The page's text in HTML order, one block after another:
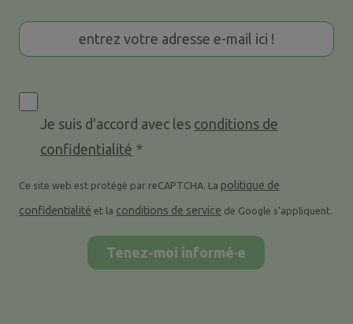
Je suis d'accord avec les conditions de
confidentialité *
Ce site web est protégé par reCAPTCHA. La politique de
confidentialité et la conditions de service de Google s'appliquent.
Tenez-moi informé·e